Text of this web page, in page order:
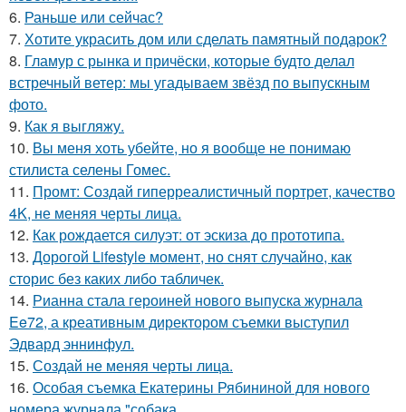
6. Раньше или сейчас?
7. Хотите украсить дом или сделать памятный подарок?
8. Гламур с рынка и причёски, которые будто делал
встречный ветер: мы угадываем звёзд по выпускным
фото.
9. Как я выгляжу.
10. Вы меня хоть убейте, но я вообще не понимаю
стилиста селены Гомес.
11. Промт: Создай гиперреалистичный портрет, качество
4K, не меняя черты лица.
12. Как рождается силуэт: от эскиза до прототипа.
13. Дорогой Lifestyle момент, но снят случайно, как
сторис без каких либо табличек.
14. Рианна стала героиней нового выпуска журнала
Ee72, а креативным директором съемки выступил
Эдвард эннинфул.
15. Создай не меняя черты лица.
16. Особая съемка Екатерины Рябининой для нового